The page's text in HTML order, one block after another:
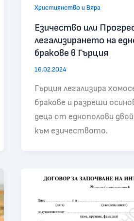
Християнство и Вяра
Езичество или
легализирането на
бракове в Гърция
16.02.2024
Гърция легализира
бракове и разреши
деца от еднополови
към езичеството.